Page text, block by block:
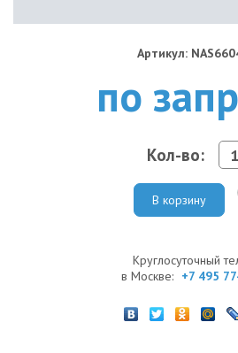
Артикул:
по
Кол-во:
В корзину
Круглосуточный
в Москве: +7 495